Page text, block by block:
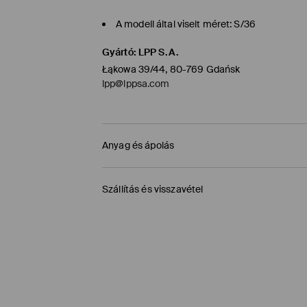
A modell által viselt méret: S/36
Gyártó: LPP S.A.
Łąkowa 39/44, 80-769 Gdańsk
lpp@lppsa.com
Anyag és ápolás
ELSŐ SZÖVET : 95% POLIÉSZTER, 5% ELASZTÁN
Szállítás és visszavétel